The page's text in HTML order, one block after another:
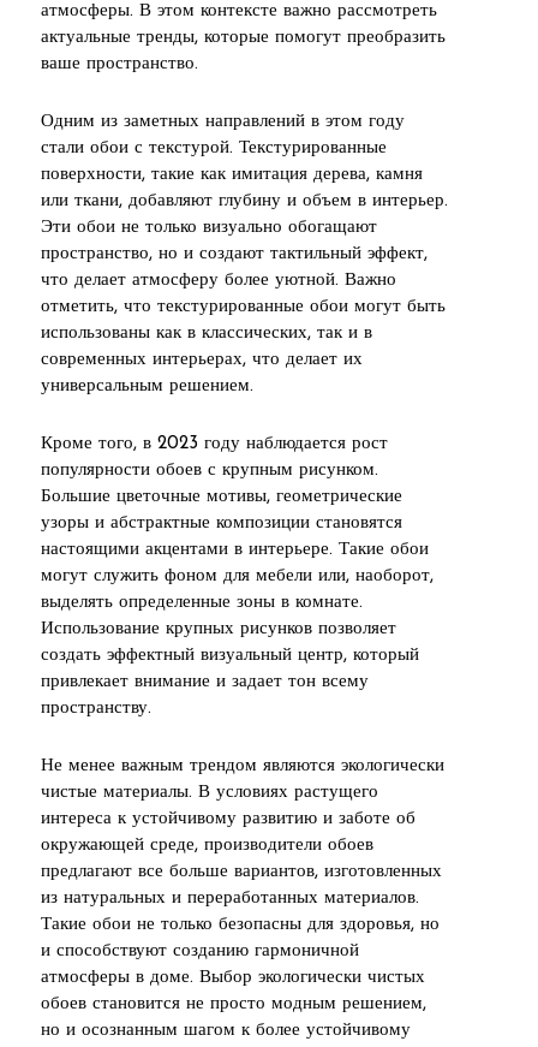
атмосферы. В этом контексте важно рассмотреть
актуальные тренды, которые помогут преобразить
ваше пространство.
Одним из заметных направлений в этом году
стали обои с текстурой. Текстурированные
поверхности, такие как имитация дерева, камня
или ткани, добавляют глубину и объем в интерьер.
Эти обои не только визуально обогащают
пространство, но и создают тактильный эффект,
что делает атмосферу более уютной. Важно
отметить, что текстурированные обои могут быть
использованы как в классических, так и в
современных интерьерах, что делает их
универсальным решением.
Кроме того, в 2023 году наблюдается рост
популярности обоев с крупным рисунком.
Большие цветочные мотивы, геометрические
узоры и абстрактные композиции становятся
настоящими акцентами в интерьере. Такие обои
могут служить фоном для мебели или, наоборот,
выделять определенные зоны в комнате.
Использование крупных рисунков позволяет
создать эффектный визуальный центр, который
привлекает внимание и задает тон всему
пространству.
Не менее важным трендом являются экологически
чистые материалы. В условиях растущего
интереса к устойчивому развитию и заботе об
окружающей среде, производители обоев
предлагают все больше вариантов, изготовленных
из натуральных и переработанных материалов.
Такие обои не только безопасны для здоровья, но
и способствуют созданию гармоничной
атмосферы в доме. Выбор экологически чистых
обоев становится не просто модным решением,
но и осознанным шагом к более устойчивому